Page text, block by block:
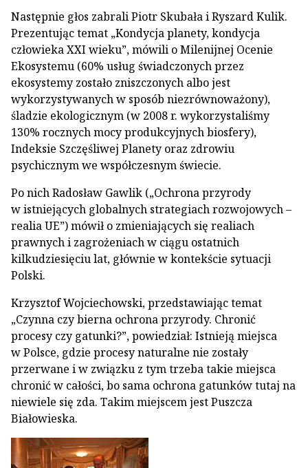
Następnie głos zabrali Piotr Skubała i Ryszard Kulik.
Prezentując temat „Kondycja planety, kondycja
człowieka XXI wieku”, mówili o Milenijnej Ocenie
Ekosystemu (60% usług świadczonych przez
ekosystemy zostało zniszczonych albo jest
wykorzystywanych w sposób niezrównoważony),
śladzie ekologicznym (w 2008 r. wykorzystaliśmy
130% rocznych mocy produkcyjnych biosfery),
Indeksie Szczęśliwej Planety oraz zdrowiu
psychicznym we współczesnym świecie.
Po nich Radosław Gawlik („Ochrona przyrody
w istniejących globalnych strategiach rozwojowych –
realia UE”) mówił o zmieniających się realiach
prawnych i zagrożeniach w ciągu ostatnich
kilkudziesięciu lat, głównie w kontekście sytuacji
Polski.
Krzysztof Wojciechowski, przedstawiając temat
„Czynna czy bierna ochrona przyrody. Chronić
procesy czy gatunki?”, powiedział: Istnieją miejsca
w Polsce, gdzie procesy naturalne nie zostały
przerwane i w związku z tym trzeba takie miejsca
chronić w całości, bo sama ochrona gatunków tutaj na
niewiele się zda. Takim miejscem jest Puszcza
Białowieska.